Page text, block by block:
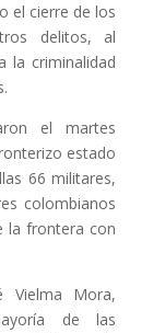
el cierre de los
delitos, al
la criminalidad
el martes
estado
66 militares,
colombianos
la frontera con
Vielma Mora,
de las